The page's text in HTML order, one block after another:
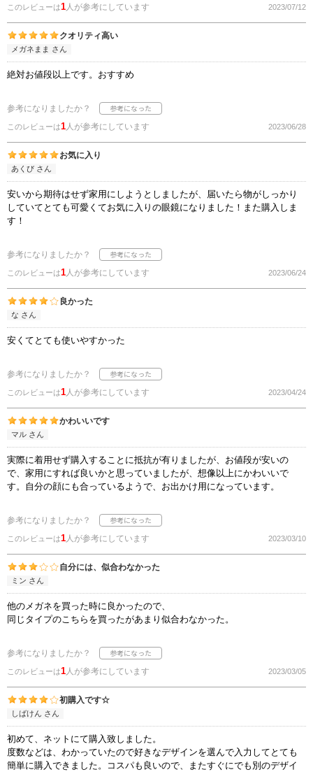
このレビューは1人が参考にしています 2023/07/12
クオリティ高い
メガネまま さん
絶対お値段以上です。おすすめ
参考になりましたか？
このレビューは1人が参考にしています 2023/06/28
お気に入り
あくび さん
安いから期待はせず家用にしようとしましたが、届いたら物がしっかり
していてとても可愛くてお気に入りの眼鏡になりました！また購入しま
す！
参考になりましたか？
このレビューは1人が参考にしています 2023/06/24
良かった
な さん
安くてとても使いやすかった
参考になりましたか？
このレビューは1人が参考にしています 2023/04/24
かわいいです
マル さん
実際に着用せず購入することに抵抗が有りましたが、お値段が安いの
で、家用にすれば良いかと思っていましたが、想像以上にかわいいで
す。自分の顔にも合っているようで、お出かけ用になっています。
参考になりましたか？
このレビューは1人が参考にしています 2023/03/10
自分には、似合わなかった
ミン さん
他のメガネを買った時に良かったので、
同じタイプのこちらを買ったがあまり似合わなかった。
参考になりましたか？
このレビューは1人が参考にしています 2023/03/05
初購入です☆
しばけん さん
初めて、ネットにて購入致しました。
度数などは、わかっていたので好きなデザインを選んで入力してとても
簡単に購入できました。コスパも良いので、またすぐにでも別のデザイ